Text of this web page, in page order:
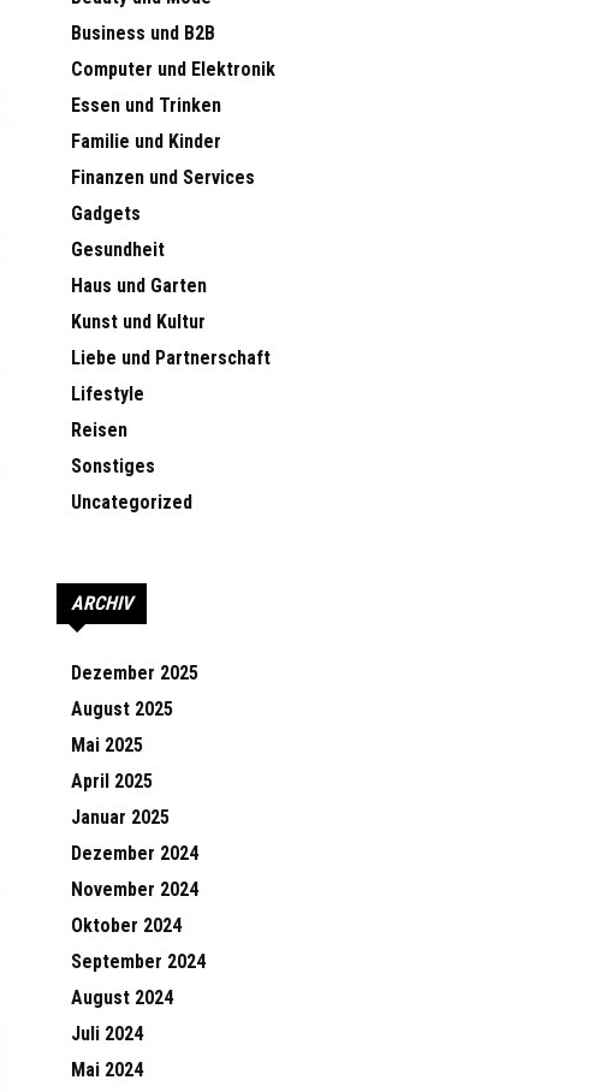
Business und B2B
Computer und Elektronik
Essen und Trinken
Familie und Kinder
Finanzen und Services
Gadgets
Gesundheit
Haus und Garten
Kunst und Kultur
Liebe und Partnerschaft
Lifestyle
Reisen
Sonstiges
Uncategorized
ARCHIV
Dezember 2025
August 2025
Mai 2025
April 2025
Januar 2025
Dezember 2024
November 2024
Oktober 2024
September 2024
August 2024
Juli 2024
Mai 2024